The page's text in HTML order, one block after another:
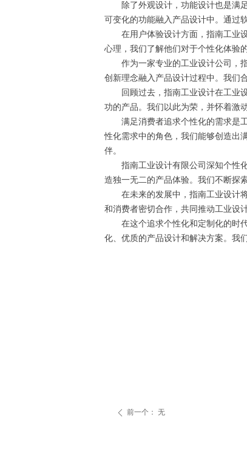
除了外观设计，功能设计也是满足
可变化的功能融入产品设计中。通过
在用户体验设计方面，指南工业设
心理，我们了解他们对于个性化体验
作为一家专业的工业设计公司，指
创新理念融入产品设计过程中。我们
回顾过去，指南工业设计在工业设
功的产品。我们以此为荣，并怀着激
满足消费者追求个性化的需求是工
性化需求中的角色，我们能够创造出
伴。
指南工业设计有限公司深知个性化
造独一无二的产品体验。我们不断探
在未来的发展中，指南工业设计将
和消费者密切合作，共同推动工业设
在这个追求个性化和定制化的时代
化、优质的产品设计和解决方案。我
ꄴ 前一个： 无